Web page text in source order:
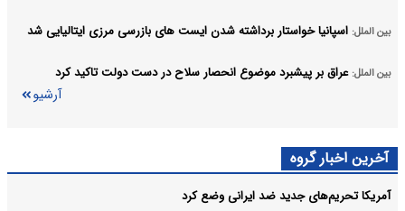
بین الملل: اسپانیا خواستار برداشته شدن ایست های بازرسی مرزی ایتالیایی شد
بین الملل: عراق بر پیشبرد موضوع انحصار سلاح در دست دولت تاکید کرد
آرشیو
آخرین اخبار گروه
آمریکا تحریم‌های جدید ضد ایرانی وضع کرد